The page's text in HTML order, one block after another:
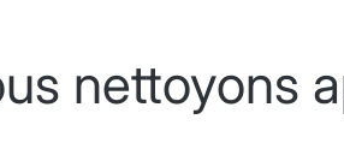
nettoyons